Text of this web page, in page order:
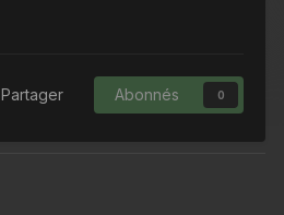
Partager Abonnés 0